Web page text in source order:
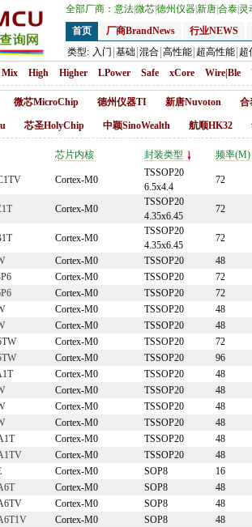
全部厂商： 意法微芯德州仪器新唐合泰 灵
首页
厂商BrandNews
行业NEWS
类型: 入门 基础 混合 高性能 超高性能 超
Mix High Higher LPower Safe xCore Wire|Ble
微芯MicroChip 德州仪器TI 新唐Nuvoton 合
芯圣HolyChip 中颖SinoWealth 航顺HK32
芯片内核 封装类型 频率(M)
Cortex-M0
TSSOP20
6.5x4.4
72
Cortex-M0
TSSOP20
4.35x6.45
72
Cortex-M0
TSSOP20
4.35x6.45
72
Cortex-M0 TSSOP20
48
Cortex-M0 TSSOP20
72
Cortex-M0 TSSOP20
72
Cortex-M0 TSSOP20
48
Cortex-M0 TSSOP20
48
Cortex-M0 TSSOP20
72
Cortex-M0 TSSOP20
96
Cortex-M0 TSSOP20
48
Cortex-M0 TSSOP20
48
Cortex-M0 TSSOP20
48
Cortex-M0 TSSOP20
48
Cortex-M0 TSSOP20
48
Cortex-M0 TSSOP20
48
Cortex-M0 SOP8
16
Cortex-M0 SOP8
48
Cortex-M0 SOP8
48
Cortex-M0 SOP8
48